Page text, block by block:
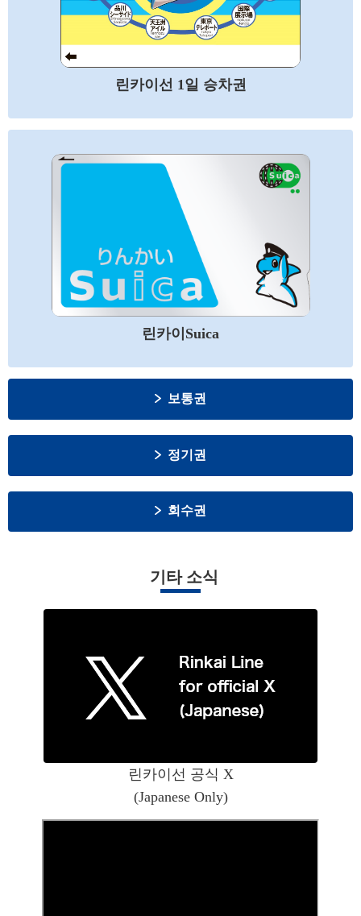
린카이선 1일 승차권
린카이Suica
보통권
정기권
회수권
기타 소식
린카이선 공식 X
(Japanese Only)